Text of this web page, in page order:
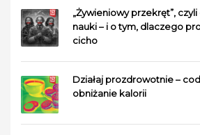
„Żywieniowy przekręt”, czyli
nauki – i o tym, dlaczego
cicho
Działaj prozdrowotnie –
obniżanie kalorii